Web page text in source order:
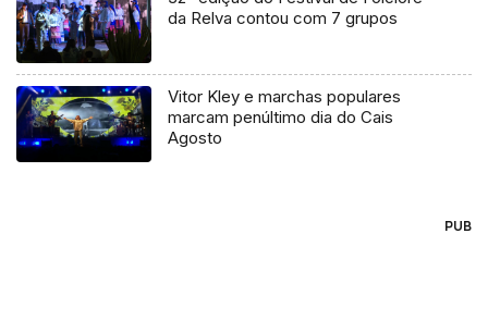
da Relva contou com 7 grupos
Vitor Kley e marchas populares
marcam penúltimo dia do Cais
Agosto
PUB